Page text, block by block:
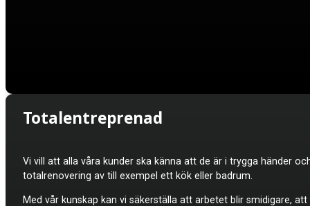
Totalentreprenad
Vi vill att alla våra kunder ska känna att de är i trygga händer
totalrenovering av till exempel ett kök eller badrum.
Med vår kunskap kan vi säkerställa att arbetet blir smidigare,